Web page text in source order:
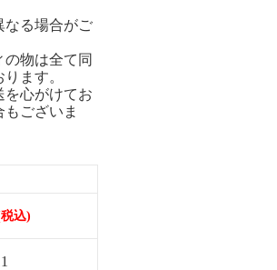
なる場合がご
物は全て同
ます。
を心がけてお
ございま
込)